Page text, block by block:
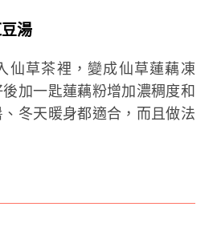
湯
仙草茶裡，變成仙草蓮藕凍
加一匙蓮藕粉增加濃稠度和
冬天暖身都適合，而且做法